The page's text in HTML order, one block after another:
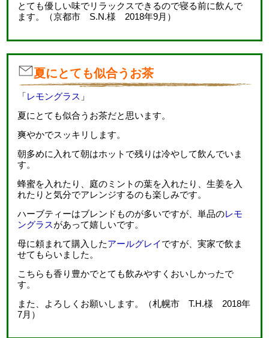
とても優しい味でリラックスできるので寝る前に飲んで
ます。（京都市 S.N.様 2018年9月）
夏にとても似合うお茶
「レモングラス 」
夏にとても似合うお茶だと思います。
爽やかでスッキリします。
朝多めに入れて朝はホットで残りは冷やして飲んでいま
す。
蜂蜜を入れたり、庭のミントの葉を入れたり、生姜を入
れたりと気分でアレンジするのも楽しみです。
ハーブティーはブレンドものが多いですが、単品のレモ
ングラスがあって嬉しいです。
母に頼まれて購入したアールグレイですが、実家で飲ま
せてもらいました。
こちらも香り豊かでとても飲みやすくおいしかったで
す。
また、よろしくお願いします。（札幌市 T.H.様 2018年
7月）